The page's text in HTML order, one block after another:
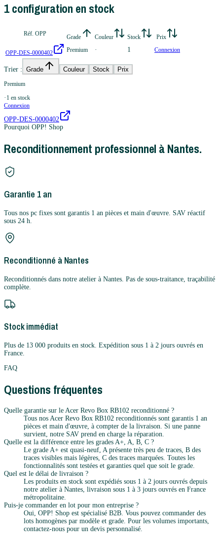
1configuration en stock
Réf. OPP Grade Couleur Stock Prix
OPP-DES-0000402 Premium · 1 Connexion
Trier : Grade Couleur Stock Prix
Premium
· 1 en stock
Connexion
OPP-DES-0000402
Pourquoi OPP! Shop
Reconditionnement professionnel à Nantes.
Garantie 1 an
Tous nos pc fixes sont garantis 1 an pièces et main d'œuvre. SAV réactif
sous 24 h.
Reconditionné à Nantes
Reconditionnés dans notre atelier à Nantes. Pas de sous-traitance, traçabilité
complète.
Stock immédiat
Plus de 13 000 produits en stock. Expédition sous 1 à 2 jours ouvrés en
France.
FAQ
Questions fréquentes
Quelle garantie sur le Acer Revo Box RB102 reconditionné ?
Tous nos Acer Revo Box RB102 reconditionnés sont garantis 1 an
pièces et main d'œuvre, à compter de la livraison. Si une panne
survient, notre SAV prend en charge la réparation.
Quelle est la différence entre les grades A+, A, B, C ?
Le grade A+ est quasi-neuf, A présente très peu de traces, B des
traces visibles mais légères, C des traces marquées. Toutes les
fonctionnalités sont testées et garanties quel que soit le grade.
Quel est le délai de livraison ?
Les produits en stock sont expédiés sous 1 à 2 jours ouvrés depuis
notre atelier à Nantes, livraison sous 1 à 3 jours ouvrés en France
métropolitaine.
Puis-je commander en lot pour mon entreprise ?
Oui, OPP! Shop est spécialisé B2B. Vous pouvez commander des
lots homogènes par modèle et grade. Pour les volumes importants,
contactez-nous pour un devis personnalisé.